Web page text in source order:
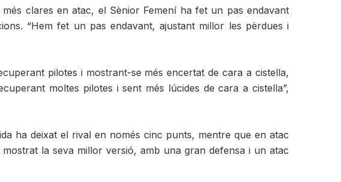
clares en atac, el Sènior Femení ha fet un pas endavant
“Hem fet un pas endavant, ajustant millor les pèrdues i
pilotes i mostrant-se més encertat de cara a cistella,
moltes pilotes i sent més lúcides de cara a cistella”,
ha deixat el rival en només cinc punts, mentre que en atac
mostrat la seva millor versió, amb una gran defensa i un atac